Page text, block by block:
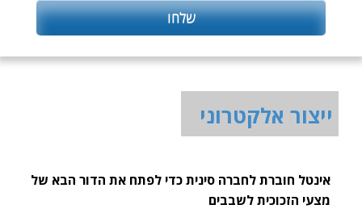
ייצור אלקטרוני
אינטל חוברת לחברה סינית כדי לפתח את הדור הבא של
מצעי הזכוכית לשבבים